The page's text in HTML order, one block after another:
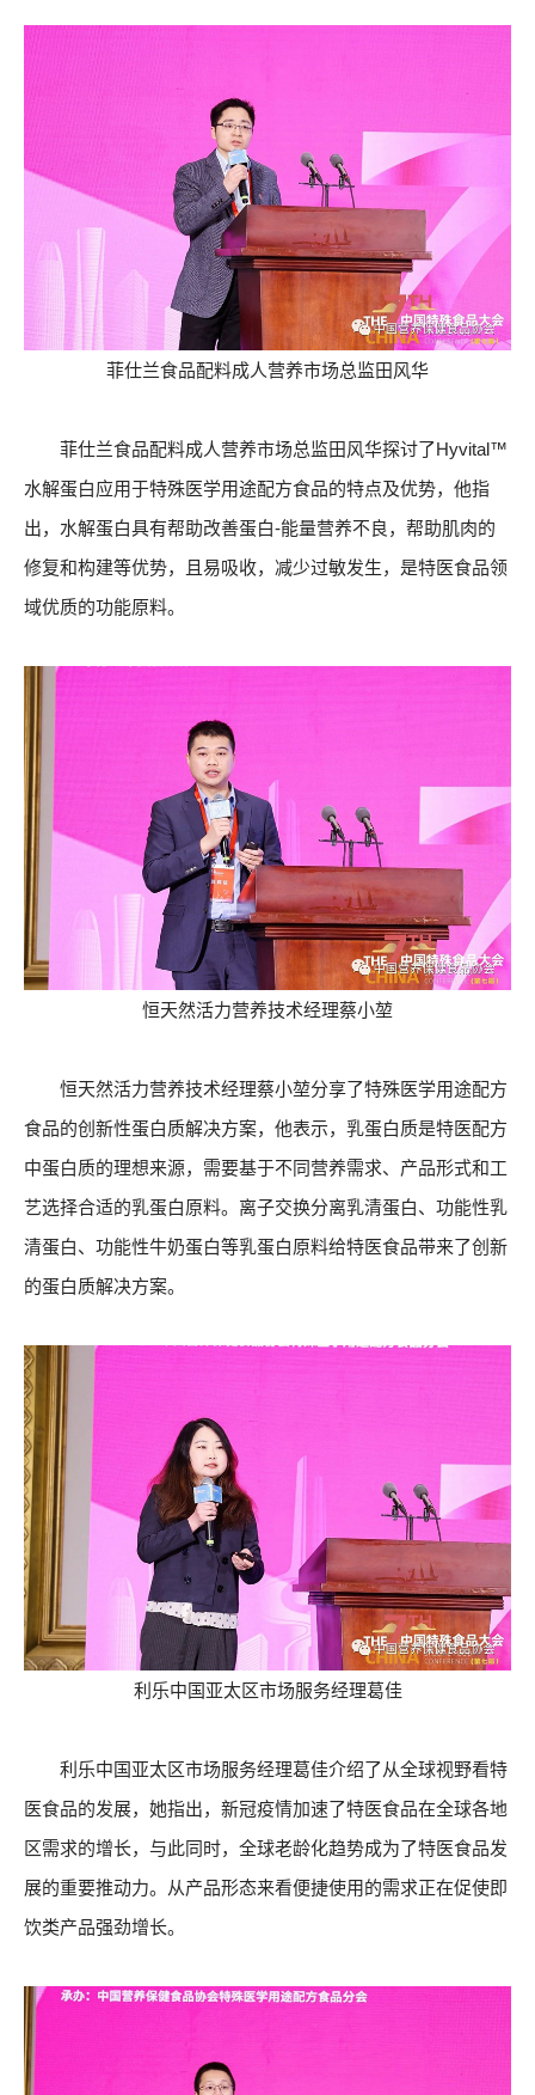
菲仕兰食品配料成人营养市场总监田风华
菲仕兰食品配料成人营养市场总监田风华探讨了Hyvital️™
水解蛋白应用于特殊医学用途配方食品的特点及优势，他指
出，水解蛋白具有帮助改善蛋白-能量营养不良，帮助肌肉的
修复和构建等优势，且易吸收，减少过敏发生，是特医食品领
域优质的功能原料。
恒天然活力营养技术经理蔡小堃
恒天然活力营养技术经理蔡小堃分享了特殊医学用途配方
食品的创新性蛋白质解决方案，他表示，乳蛋白质是特医配方
中蛋白质的理想来源，需要基于不同营养需求、产品形式和工
艺选择合适的乳蛋白原料。离子交换分离乳清蛋白、功能性乳
清蛋白、功能性牛奶蛋白等乳蛋白原料给特医食品带来了创新
的蛋白质解决方案。
利乐中国亚太区市场服务经理葛佳
利乐中国亚太区市场服务经理葛佳介绍了从全球视野看特
医食品的发展，她指出，新冠疫情加速了特医食品在全球各地
区需求的增长，与此同时，全球老龄化趋势成为了特医食品发
展的重要推动力。从产品形态来看便捷使用的需求正在促使即
饮类产品强劲增长。